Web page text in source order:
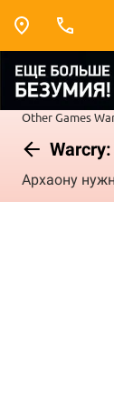
Other Games
Архаону